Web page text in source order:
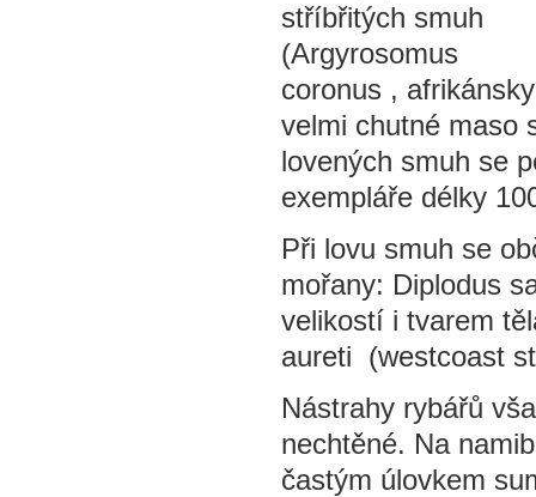
stříbřitých smuh
(Argyrosomus
coronus ,
velmi chutné maso
lovených smuh se
exempláře délky
Při lovu smuh se
mořany: Diplodus
velikostí i tvarem
aureti (westcoast
Nástrahy rybářů
nechtěné. Na
častým úlovkem